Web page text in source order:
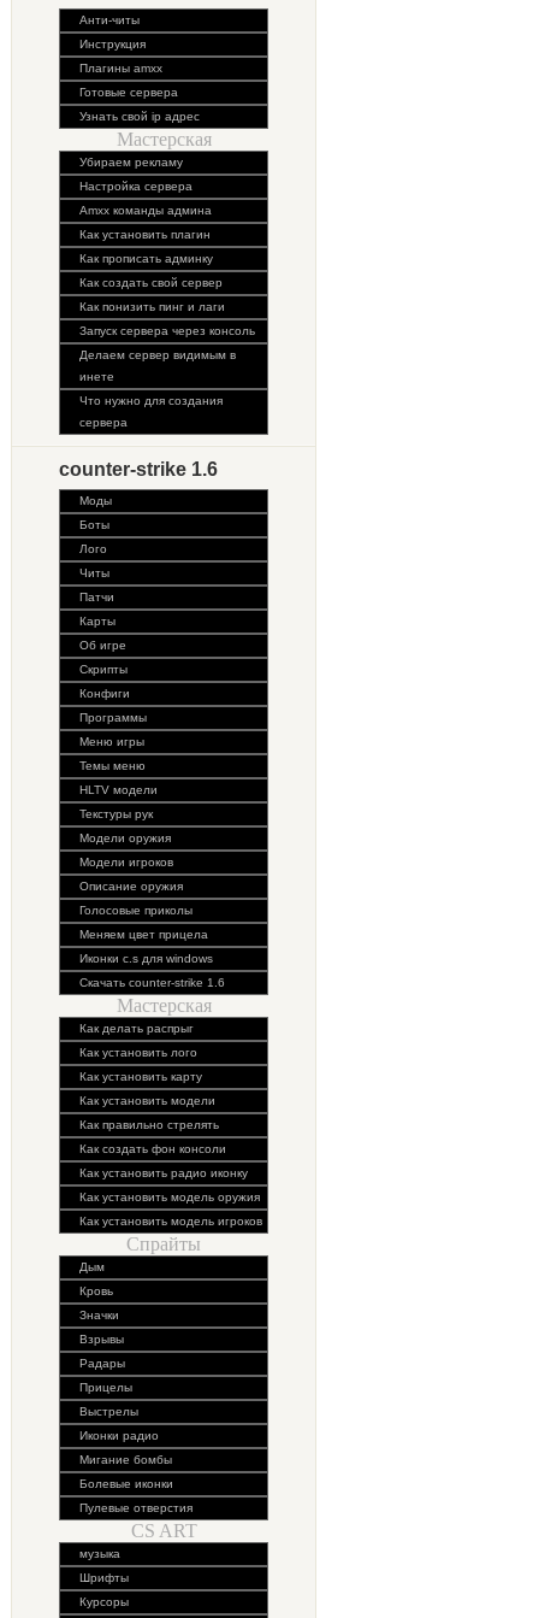
Анти-читы
Инструкция
Плагины amxx
Готовые сервера
Узнать свой ip адрес
Мастерская
Убираем рекламу
Настройка сервера
Amxx команды админа
Как установить плагин
Как прописать админку
Как создать свой сервер
Как понизить пинг и лаги
Запуск сервера через консоль
Делаем сервер видимым в
инете
Что нужно для создания
сервера
counter-strike 1.6
Моды
Боты
Лого
Читы
Патчи
Карты
Об игре
Скрипты
Конфиги
Программы
Меню игры
Темы меню
HLTV модели
Текстуры рук
Модели оружия
Модели игроков
Описание оружия
Голосовые приколы
Меняем цвет прицела
Иконки c.s для windows
Скачать counter-strike 1.6
Мастерская
Как делать распрыг
Как установить лого
Как установить карту
Как установить модели
Как правильно стрелять
Как создать фон консоли
Как установить радио иконку
Как установить модель оружия
Как установить модель игроков
Спрайты
Дым
Кровь
Значки
Взрывы
Радары
Прицелы
Выстрелы
Иконки радио
Мигание бомбы
Болевые иконки
Пулевые отверстия
CS ART
музыка
Шрифты
Курсоры